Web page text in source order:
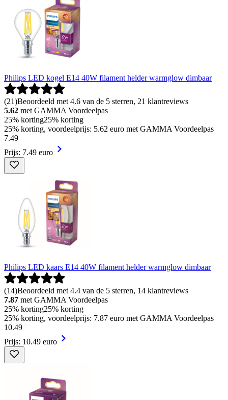
Philips LED kogel E14 40W filament helder warmglow dimbaar
(21)Beoordeeld met 4.6 van de 5 sterren, 21 klantreviews
5.62 met GAMMA Voordeelpas
25% korting25% korting
25% korting, voordeelprijs: 5.62 euro met GAMMA Voordeelpas
7.49
Prijs: 7.49 euro
Philips LED kaars E14 40W filament helder warmglow dimbaar
(14)Beoordeeld met 4.4 van de 5 sterren, 14 klantreviews
7.87 met GAMMA Voordeelpas
25% korting25% korting
25% korting, voordeelprijs: 7.87 euro met GAMMA Voordeelpas
10.49
Prijs: 10.49 euro